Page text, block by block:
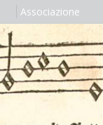
Associazione